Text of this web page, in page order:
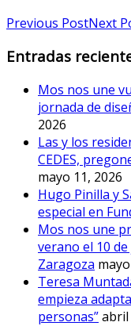
Previous PostNext
Entradas
Mos nos une
jornada de
2026
Las y los
CEDES,
mayo 11, 2026
Hugo Pinilla y
especial en
Mos nos une
verano el 10
Zaragoza
Teresa
empieza
personas”abril